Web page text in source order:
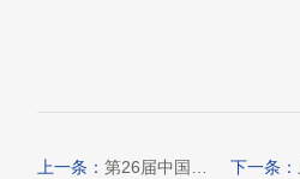
上一条：第26届中国专利奖申报政策解析 下一条：